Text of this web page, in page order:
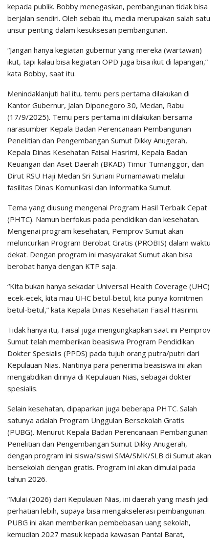
kepada publik. Bobby menegaskan, pembangunan tidak bisa
berjalan sendiri. Oleh sebab itu, media merupakan salah satu
unsur penting dalam kesuksesan pembangunan.
“Jangan hanya kegiatan gubernur yang mereka (wartawan)
ikut, tapi kalau bisa kegiatan OPD juga bisa ikut di lapangan,”
kata Bobby, saat itu.
Menindaklanjuti hal itu, temu pers pertama dilakukan di
Kantor Gubernur, Jalan Diponegoro 30, Medan, Rabu
(17/9/2025). Temu pers pertama ini dilakukan bersama
narasumber Kepala Badan Perencanaan Pembangunan
Penelitian dan Pengembangan Sumut Dikky Anugerah,
Kepala Dinas Kesehatan Faisal Hasrimi, Kepala Badan
Keuangan dan Aset Daerah (BKAD) Timur Tumanggor, dan
Dirut RSU Haji Medan Sri Suriani Purnamawati melalui
fasilitas Dinas Komunikasi dan Informatika Sumut.
Tema yang diusung mengenai Program Hasil Terbaik Cepat
(PHTC). Namun berfokus pada pendidikan dan kesehatan.
Mengenai program kesehatan, Pemprov Sumut akan
meluncurkan Program Berobat Gratis (PROBIS) dalam waktu
dekat. Dengan program ini masyarakat Sumut akan bisa
berobat hanya dengan KTP saja.
“Kita bukan hanya sekadar Universal Health Coverage (UHC)
ecek-ecek, kita mau UHC betul-betul, kita punya komitmen
betul-betul,” kata Kepala Dinas Kesehatan Faisal Hasrimi.
Tidak hanya itu, Faisal juga mengungkapkan saat ini Pemprov
Sumut telah memberikan beasiswa Program Pendidikan
Dokter Spesialis (PPDS) pada tujuh orang putra/putri dari
Kepulauan Nias. Nantinya para penerima beasiswa ini akan
mengabdikan dirinya di Kepulauan Nias, sebagai dokter
spesialis.
Selain kesehatan, dipaparkan juga beberapa PHTC. Salah
satunya adalah Program Unggulan Bersekolah Gratis
(PUBG). Menurut Kepala Badan Perencanaan Pembangunan
Penelitian dan Pengembangan Sumut Dikky Anugerah,
dengan program ini siswa/siswi SMA/SMK/SLB di Sumut akan
bersekolah dengan gratis. Program ini akan dimulai pada
tahun 2026.
“Mulai (2026) dari Kepulauan Nias, ini daerah yang masih jadi
perhatian lebih, supaya bisa mengakselerasi pembangunan.
PUBG ini akan memberikan pembebasan uang sekolah,
kemudian 2027 masuk kepada kawasan Pantai Barat,